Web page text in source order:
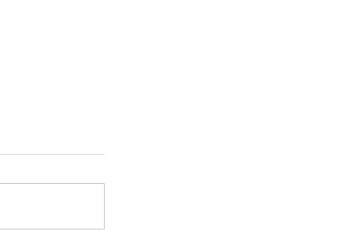
Maio 30, 2022 Algumas pessoas
têm a ver com ...